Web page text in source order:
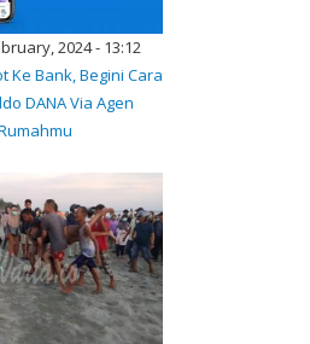
2024 - 13:12
Ke Bank, Begini Cara
DANA Via Agen